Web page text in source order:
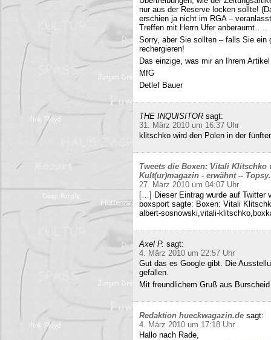
nur aus der Reserve locken sollte!
erschien ja nicht im RGA –
Treffen mit Herrn Ufer anberaumt…..
Sorry, aber Sie sollten – falls Sie ein
rechergieren!
Das einzige, was mir an Ihrem
MfG
Detlef Bauer
THE INQUISITOR sagt:
31. März 2010 um 16:37 Uhr
klitschko wird den Polen in der
Tweets die Boxen: Vitali Klitschko
Kult(ur)magazin - erwähnt --
27. März 2010 um 04:07 Uhr
[…] Dieser Eintrag wurde auf Twitter
boxsport sagte: Boxen: Vitali
albert-sosnowski,vitali-
Axel P. sagt:
4. März 2010 um 22:57 Uhr
Gut das es Google gibt. Die
gefallen.
Mit freundlichem Gruß aus Burscheid
Redaktion hueckwagazin.de sagt:
4. März 2010 um 17:18 Uhr
Hallo nach Rade,